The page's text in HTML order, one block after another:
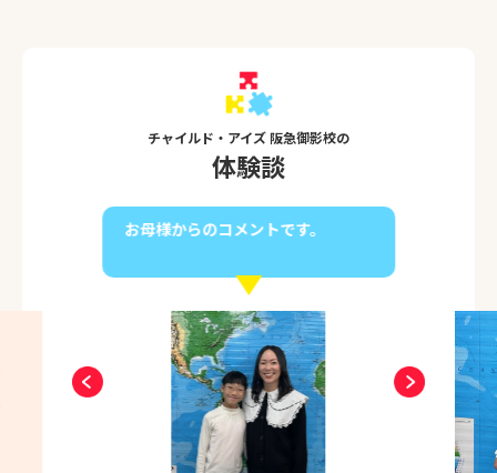
チャイルド・アイズ 阪急御影校の
体験談
お母様からのコメントです。